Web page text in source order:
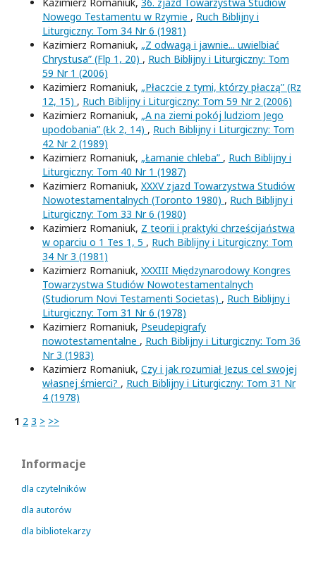
Nowego Testamentu w Rzymie , Ruch Biblijny i
Liturgiczny: Tom 34 Nr 6 (1981)
Kazimierz Romaniuk, „Z odwagą i jawnie... uwielbiać
Chrystusa” (Flp 1, 20) , Ruch Biblijny i Liturgiczny: Tom
59 Nr 1 (2006)
Kazimierz Romaniuk, „Płaczcie z tymi, którzy płaczą” (Rz
12, 15) , Ruch Biblijny i Liturgiczny: Tom 59 Nr 2 (2006)
Kazimierz Romaniuk, „A na ziemi pokój ludziom Jego
upodobania” (Łk 2, 14) , Ruch Biblijny i Liturgiczny: Tom
42 Nr 2 (1989)
Kazimierz Romaniuk, „Łamanie chleba” , Ruch Biblijny i
Liturgiczny: Tom 40 Nr 1 (1987)
Kazimierz Romaniuk, XXXV zjazd Towarzystwa Studiów
Nowotestamentalnych (Toronto 1980) , Ruch Biblijny i
Liturgiczny: Tom 33 Nr 6 (1980)
Kazimierz Romaniuk, Z teorii i praktyki chrześcijaństwa
w oparciu o 1 Tes 1, 5 , Ruch Biblijny i Liturgiczny: Tom
34 Nr 3 (1981)
Kazimierz Romaniuk, XXXIII Międzynarodowy Kongres
Towarzystwa Studiów Nowotestamentalnych
(Studiorum Novi Testamenti Societas) , Ruch Biblijny i
Liturgiczny: Tom 31 Nr 6 (1978)
Kazimierz Romaniuk, Pseudepigrafy
nowotestamentalne , Ruch Biblijny i Liturgiczny: Tom 36
Nr 3 (1983)
Kazimierz Romaniuk, Czy i jak rozumiał Jezus cel swojej
własnej śmierci? , Ruch Biblijny i Liturgiczny: Tom 31 Nr
4 (1978)
1 2 3 > >>
Informacje
dla czytelników
dla autorów
dla bibliotekarzy